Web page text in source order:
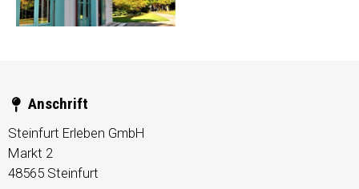
Anschrift
Steinfurt Erleben GmbH
Markt 2
48565 Steinfurt